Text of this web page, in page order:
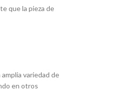
que la pieza de
variedad de
en otros